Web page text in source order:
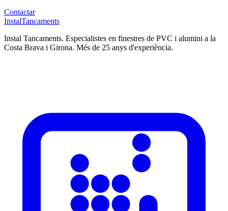
Contactar
InstalTancaments
Instal Tancaments. Especialistes en finestres de PVC i alumini a la
Costa Brava i Girona. Més de 25 anys d'experiència.